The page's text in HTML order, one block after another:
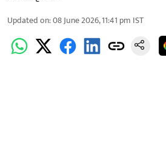
Updated on:08 June 2026, 11:41 pm IST